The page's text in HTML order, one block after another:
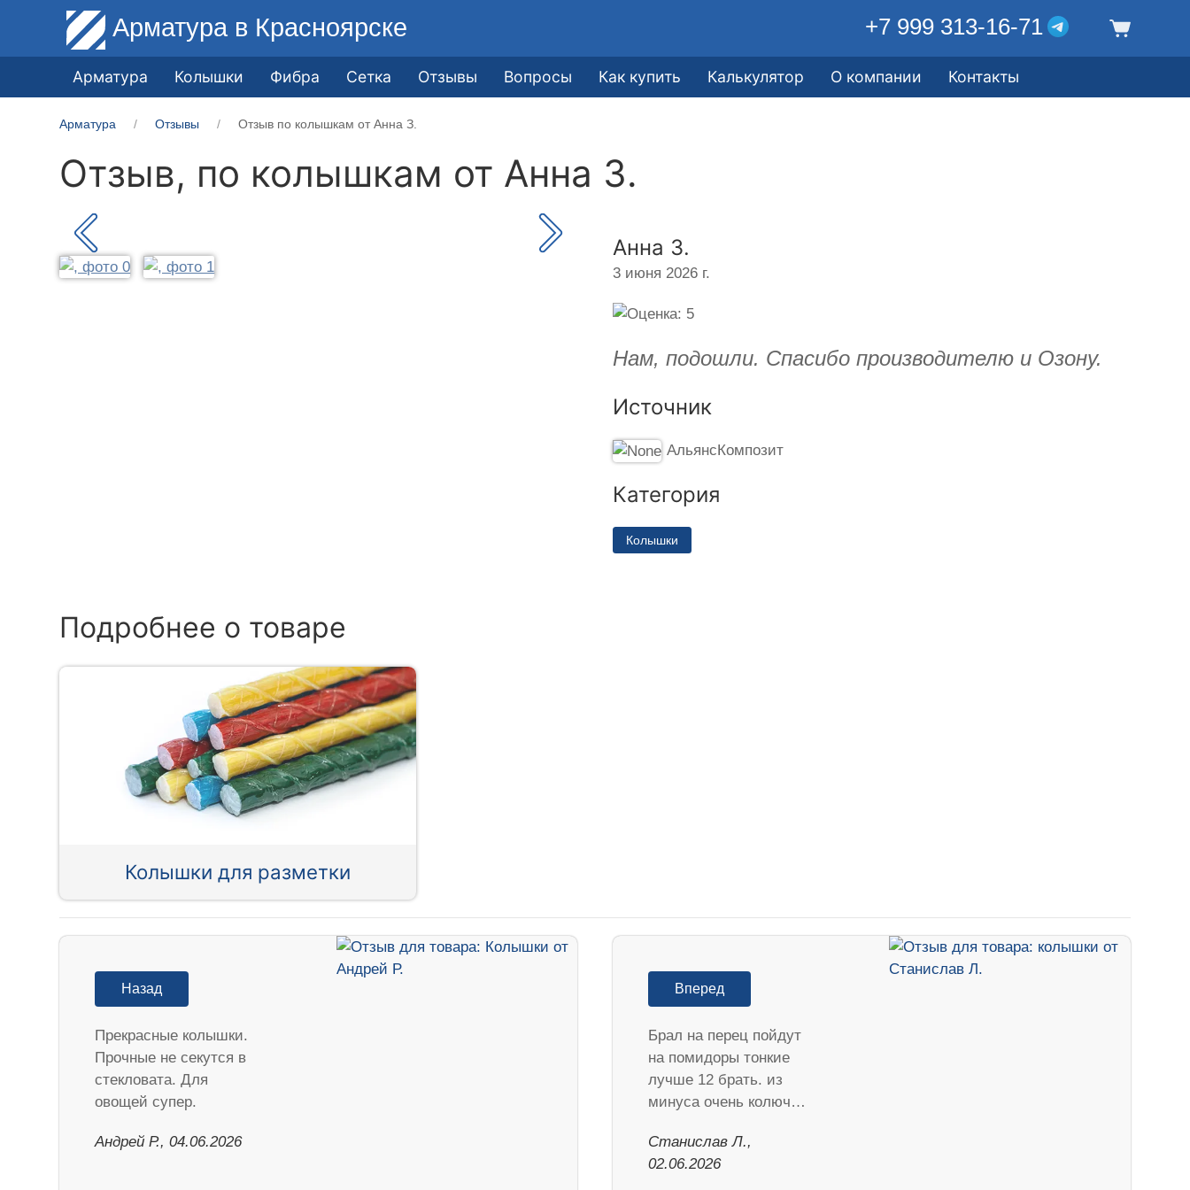
Арматура в Красноярске +7 999 313-16-71
Арматура Колышки Фибра Сетка Отзывы Вопросы Как купить Калькулятор О компании Контакты
Арматура Отзывы Отзыв по колышкам от Анна З.
Отзыв, по колышкам от Анна З.
Анна З.
3 июня 2026 г.
Нам, подошли. Спасибо производителю и Озону.
Источник
АльянсКомпозит
Категория
Колышки
Подробнее о товаре
Колышки для разметки
Назад
Прекрасные колышки.
Прочные не секутся в
стекловата. Для
овощей супер.
Андрей Р., 04.06.2026
Вперед
Брал на перец пойдут
на помидоры тонкие
лучше 12 брать. из
минуса очень колюч…
Станислав Л.,
02.06.2026